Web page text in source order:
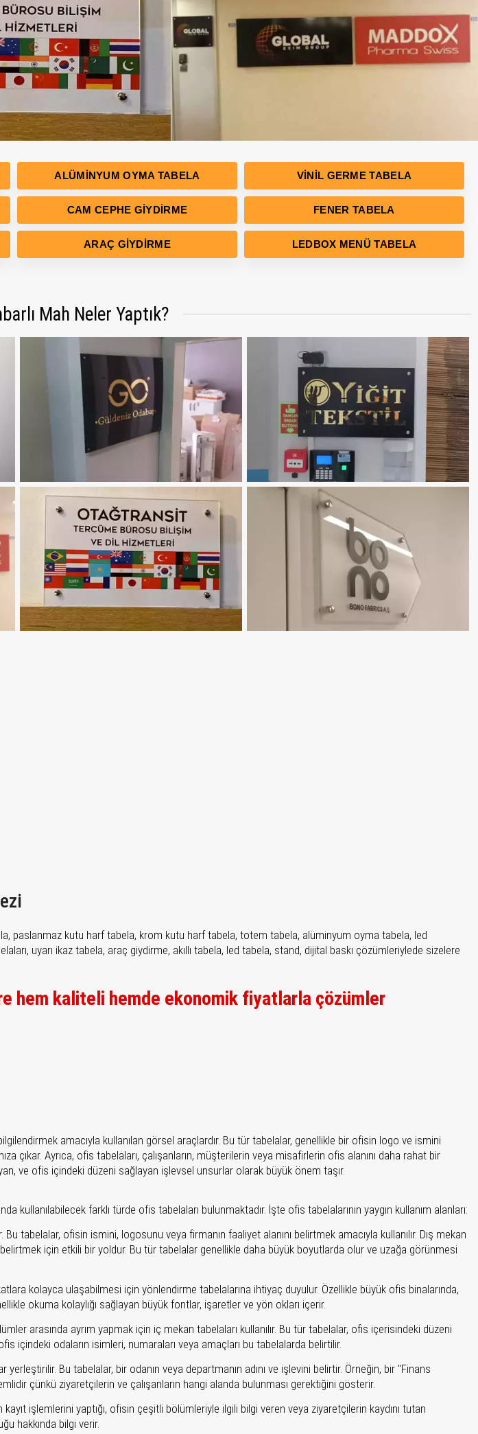
ALÜMINYUM OYMA TABELA VINIL GERME TABELA
CAM CEPHE GIYDIRME FENER TABELA
ARAÇ GIYDIRME LEDBOX MENÜ TABELA
Mah Neler Yaptık?
paslanmaz kutu harf tabela, krom kutu harf tabela, totem tabela, alüminyum oyma tabela, led
uyarı ikaz tabela, araç giydirme, akıllı tabela, led tabela, stand, dijital baskı çözümleriylede sizelere
hem kaliteli hemde ekonomik fiyatlarla çözümler
amacıyla kullanılan görsel araçlardır. Bu tür tabelalar, genellikle bir ofisin logo ve ismini
çıkar. Ayrıca, ofis tabelaları, çalışanların, müşterilerin veya misafirlerin ofis alanını daha rahat bir
ve ofis içindeki düzeni sağlayan işlevsel unsurlar olarak büyük önem taşır.
farklı türde ofis tabelaları bulunmaktadır. İşte ofis tabelalarının yaygın kullanım alanları:
tabelalar, ofisin ismini, logosunu veya firmanın faaliyet alanını belirtmek amacıyla kullanılır. Dış mekan
için etkili bir yoldur. Bu tür tabelalar genellikle daha büyük boyutlarda olur ve uzağa görünmesi
kolayca ulaşabilmesi için yönlendirme tabelalarına ihtiyaç duyulur. Özellikle büyük ofis binalarında,
okuma kolaylığı sağlayan büyük fontlar, işaretler ve yön okları içerir.
arasında ayrım yapmak için iç mekan tabelaları kullanılır. Bu tür tabelalar, ofis içerisindeki düzeni
içindeki odaların isimleri, numaraları veya amaçları bu tabelalarda belirtilir.
Bu tabelalar, bir odanın veya departmanın adını ve işlevini belirtir. Örneğin, bir "Finans
çünkü ziyaretçilerin ve çalışanların hangi alanda bulunması gerektiğini gösterir.
işlemlerini yaptığı, ofisin çeşitli bölümleriyle ilgili bilgi veren veya ziyaretçilerin kaydını tutan
hakkında bilgi verir.